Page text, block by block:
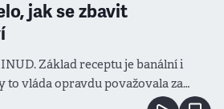
jak se zbavit
Základ receptu je banální i
to vláda opravdu považovala za